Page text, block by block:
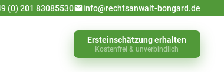
(0) 201 83085530 info@rechtsanwalt-bongard.de
Ersteinschätzung erhalten
Kostenfrei & unverbindlich